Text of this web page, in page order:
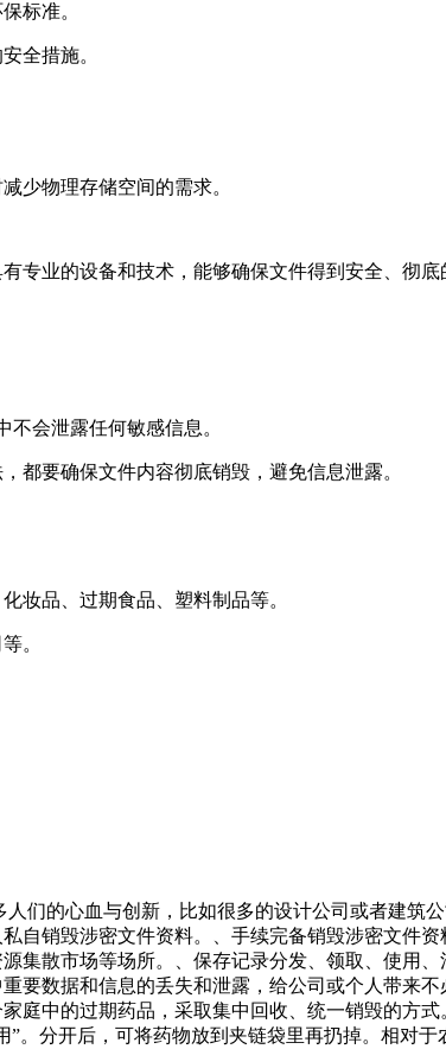
标准。
全措施。
少物理存储空间的需求。
专业的设备和技术，能够确保文件得到安全、彻
会泄露任何敏感信息。
都要确保文件内容彻底销毁，避免信息泄露。
妆品、过期食品、塑料制品等。
。
们的心血与创新，比如很多的设计公司或者建筑公
自销毁涉密文件资料。、手续完备销毁涉密文件
集散市场等场所。、保存记录分发、领取、使用
要数据和信息的丢失和泄露，给公司或个人带来
庭中的过期药品，采取集中回收、统一销毁的方
。分开后，可将药物放到夹链袋里再扔掉。相对于